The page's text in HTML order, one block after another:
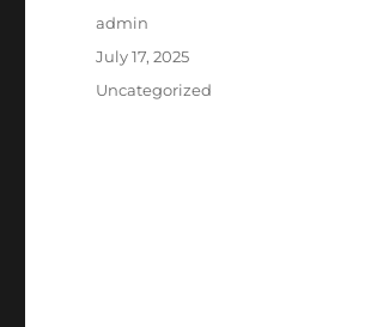
Author
admin
Posted
July 17, 2025
Categories
Uncategorized